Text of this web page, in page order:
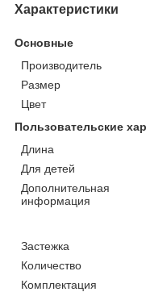
Характеристики
Основные
Производитель
Размер
Цвет
Пользовательские
Длина
Для детей
Дополнительная
информация
Застежка
Количество
Комплектация